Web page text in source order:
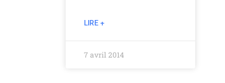
LIRE +
7 avril 2014